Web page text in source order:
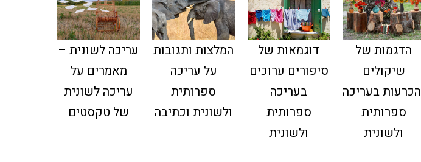
הדגמות של
שיקולים
בעריכה
ספרותית
ולשונית
דוגמאות של
סיפורים ערוכים
בעריכה
ספרותית
ולשונית
המלצות ותגובות
על עריכה
ספרותית
ולשונית וכתיבה
עריכה לשונית –
מאמרים על
עריכה לשונית
של טקסטים